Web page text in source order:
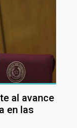
al avance
en las